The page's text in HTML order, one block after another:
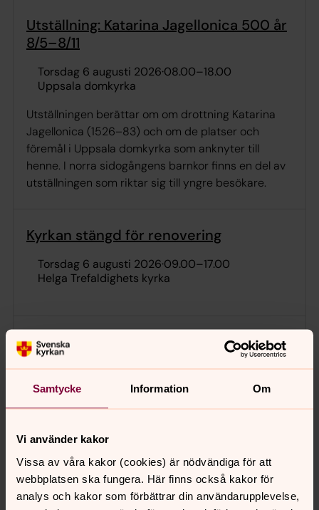
Samtycke Information Om
Vi använder kakor
Vissa av våra kakor (cookies) är nödvändiga för att
webbplatsen ska fungera. Här finns också kakor för
analys och kakor som förbättrar din användarupplevelse,
Utställning: Katarina Jagellonica 500 år
8/5–8/11
torsdag 6 augusti 2026·08.00–18.00
Uppsala domkyrka
Utställningen berättar om om drottning Katarina
Jagellonica (1526–83) och om de platser och
föremål i Uppsala domkyrka som anknyter till
henne. I norra sidogångens barnkor finns en del av
utställningen som riktar sig till yngre besökare.
Kyrkan stängd för renovering
torsdag 6 augusti 2026·09.00–17.00
Helga Trefaldighets kyrka
Visning
torsdag 6 augusti 2026·10.00–10.45
Uppsala domkyrka
Kort visning på svenska. Gratis. Reservation för
visningen rum utomhus. Visningsverksamheten
sker i samarbete med Sensus.